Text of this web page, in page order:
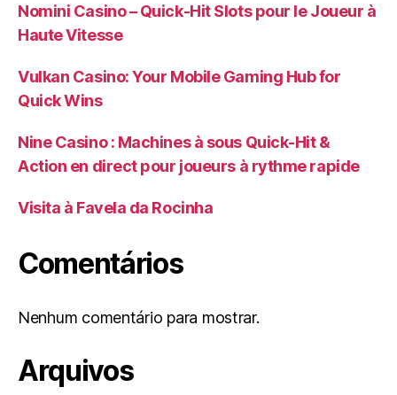
Nomini Casino – Quick‑Hit Slots pour le Joueur à
Haute Vitesse
Vulkan Casino: Your Mobile Gaming Hub for
Quick Wins
Nine Casino : Machines à sous Quick‑Hit &
Action en direct pour joueurs à rythme rapide
Visita à Favela da Rocinha
Comentários
Nenhum comentário para mostrar.
Arquivos